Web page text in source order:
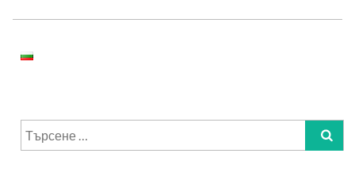
Navigation
Търсене
за: